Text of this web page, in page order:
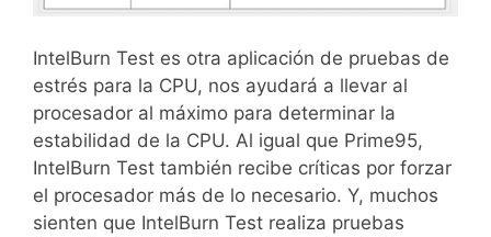
IntelBurn Test es otra aplicación de pruebas de
estrés para la CPU, nos ayudará a llevar al
procesador al máximo para determinar la
estabilidad de la CPU. Al igual que Prime95,
IntelBurn Test también recibe críticas por forzar
el procesador más de lo necesario. Y, muchos
sienten que IntelBurn Test realiza pruebas